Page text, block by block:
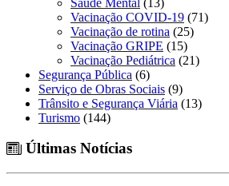
Vacinação COVID-19 (71)
Vacinação de rotina (25)
Vacinação GRIPE (15)
Vacinação Pediátrica (21)
Segurança Pública (6)
Serviço de Obras Sociais (9)
Trânsito e Segurança Viária (13)
Turismo (144)
Últimas Notícias